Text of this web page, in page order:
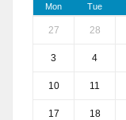
Mon Tue
27 28
3 4
10 11
17 18